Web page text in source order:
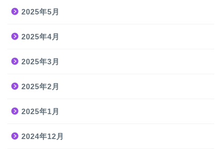
2025年5月
2025年4月
2025年3月
2025年2月
2025年1月
2024年12月